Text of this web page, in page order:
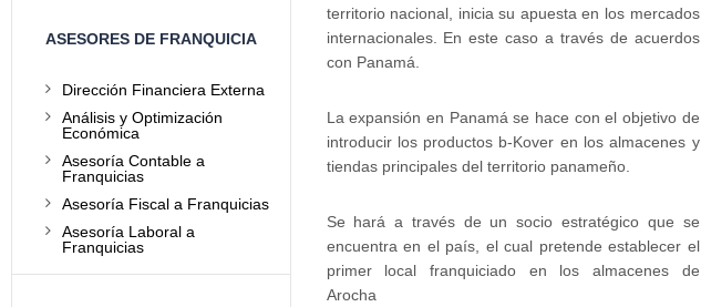
territorio nacional, inicia su apuesta en los mercados
internacionales. En este caso a través de acuerdos
con Panamá.
La expansión en Panamá se hace con el objetivo de
introducir los productos b-Kover en los almacenes y
tiendas principales del territorio panameño.
Se hará a través de un socio estratégico que se
encuentra en el país, el cual pretende establecer el
primer local franquiciado en los almacenes de
Arocha
ASESORES DE FRANQUICIA
Dirección Financiera Externa
Análisis y Optimización
Económica
Asesoría Contable a
Franquicias
Asesoría Fiscal a Franquicias
Asesoría Laboral a
Franquicias